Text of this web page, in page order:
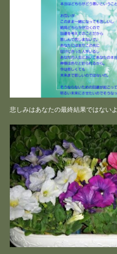
悲しみはあなたの最終結果ではないよ